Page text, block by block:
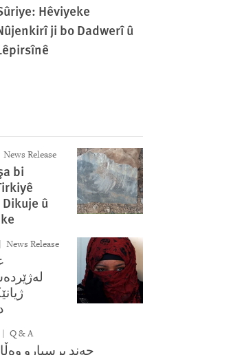
Hêviyeke
ji bo Dadwerî û
News Release
bi
û
News Release
Q & A